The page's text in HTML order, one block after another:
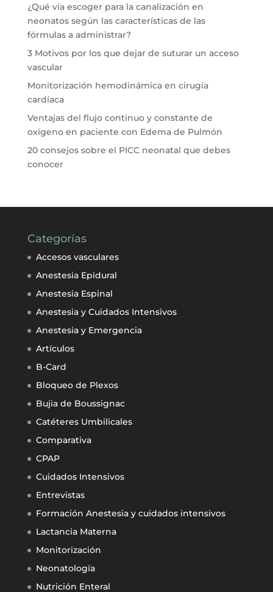
¿Qué vía escoger para la canalización en
neonatos según las características de las
fórmulas a administrar?
3 Motivos por los que dejar de suturar un acceso
vascular
Monitorización hemodinámica en cirugía
cardíaca
Ventajas del flujo continuo y constante de
oxígeno en paciente con Edema de Pulmón
20 consejos sobre el PICC neonatal que debes
conocer
Categorías
Accesos vasculares
Anestesia Epidural
Anestesia Espinal
Anestesia y Cuidados Intensivos
Anestesia y Emergencia
Artículos
B-Card
Bloqueo de Plexos
Bujia de Boussignac
Catéteres Umbilicales
Comparativa
CPAP
Cuidados Intensivos
Entrevistas
Formación Anestesia y cuidados intensivos
Lactancia Materna
Monitorización
Neonatología
Nutrición Enteral